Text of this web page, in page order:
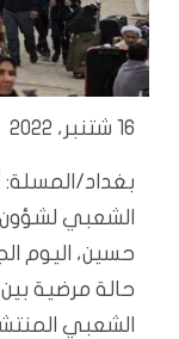
16 شتنبر، 2022
بغداد/المسلة:
الشعبي لشؤون
حسين، اليوم
حالة مرضية بين
الشعبي